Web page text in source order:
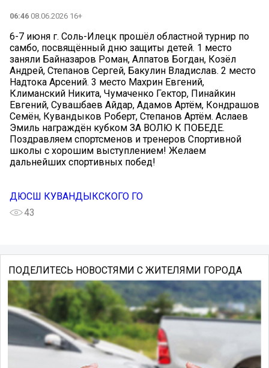
06:46 08.06.2026 16+
6-7 июня г. Соль-Илецк прошёл областной турнир по
самбо, посвящённый дню защиты детей. 1 место
заняли Байназаров Роман, Алпатов Богдан, Козёл
Андрей, Степанов Сергей, Бакулин Владислав. 2 место
Надтока Арсений. 3 место Махрин Евгений,
Климанский Никита, Чумаченко Гектор, Пинайкин
Евгений, Сувашбаев Айдар, Адамов Артём, Кондрашов
Семён, Кувандыков Роберт, Степанов Артём. Аслаев
Эмиль награждён кубком ЗА ВОЛЮ К ПОБЕДЕ.
Поздравляем спортсменов и тренеров Спортивной
школы с хорошим выступлением! Желаем
дальнейших спортивных побед!
ДЮСШ КУВАНДЫКСКОГО ГО
43
ПОДЕЛИТЕСЬ НОВОСТЯМИ С ЖИТЕЛЯМИ ГОРОДА